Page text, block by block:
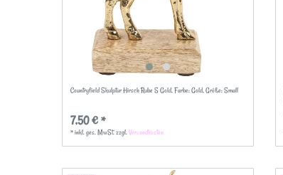
Countryfield Skulptur Hirsch Rube S Gold, Farbe: Gold, Größe: Small
7,50 € *
*inkl. ges. MwSt.zzgl.Versandkosten